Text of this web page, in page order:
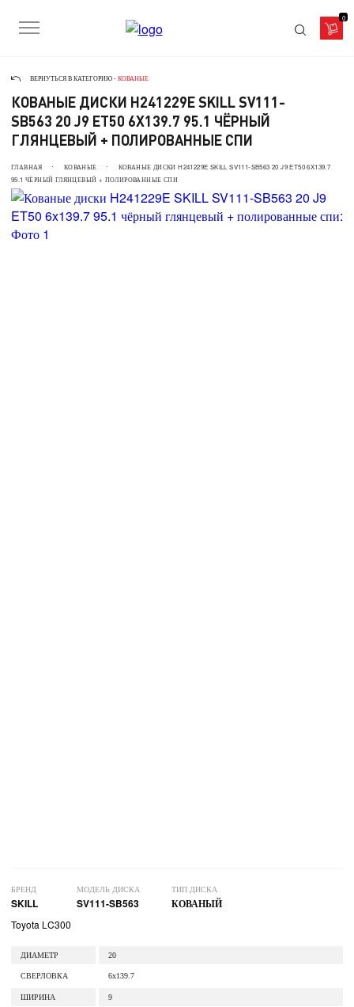
0
ВЕРНУТЬСЯ В КАТЕГОРИЮ - КОВАНЫЕ
КОВАНЫЕ ДИСКИ H241229E SKILL SV111-
SB563 20 J9 ET50 6X139.7 95.1 ЧЁРНЫЙ
ГЛЯНЦЕВЫЙ + ПОЛИРОВАННЫЕ СПИ
ГЛАВНАЯ КОВАНЫЕ
КОВАНЫЕ ДИСКИ H241229E SKILL SV111-SB563 20 J9 ET50 6X139.7
95.1 ЧЁРНЫЙ ГЛЯНЦЕВЫЙ + ПОЛИРОВАННЫЕ СПИ
БРЕНД
SKILL
МОДЕЛЬ ДИСКА
SV111-SB563
ТИП ДИСКА
КОВАНЫЙ
Toyota LC300
ДИАМЕТР 20
СВЕРЛОВКА 6x139.7
ШИРИНА 9